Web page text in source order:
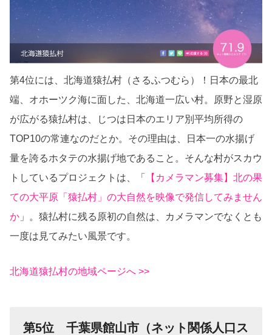
第4位には、北海道猿払村（さるふつむら）！日本の最北
端、オホーツク海に面した、北海道一広い村。原野と湿原
が広がる猿払村は、じつは日本のエリア別平均所得の
TOP10の常連なのだとか。その理由は、日本一の水揚げ
量を誇るホタテの水揚げ地であること。そんな村がスカウ
トしているプロジェクトは、「
【カメラマン募集】北の果
ての大平原「猿払村」の大自然を映像で発信してみません
か 」。猿払村に残る原初の自然は、カメラマンでなくとも
一度は見てみたい風景です。
北海道猿払村の地域ページへ >>
第5位 千葉県館山市（ネット関係人口ス